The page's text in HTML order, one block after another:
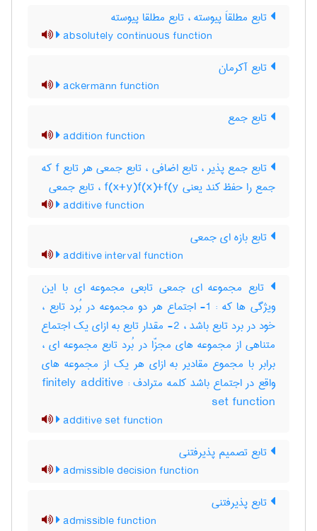
تابع مطلقاَ پیوسته ، تابع مطلقا پیوسته
absolutely continuous function
تابع آکرمان
ackermann function
تابع جمع
addition function
تابع جمع پذیر ، تابع اضافی ، تابع جمعی هر تابع f که
جمع را حفظ کند یعنی f(x+y)f(x)+f(y ، تابع جمعی
additive function
تابع بازه ای جمعی
additive interval function
تابع مجموعه ای جمعی تابعی مجموعه ای با این
ویژگی ها که : 1- اجتماع هر دو مجموعه در بُرد تابع ،
خود در برد تابع باشد ، 2- مقدار تابع به ازای یک اجتماع
متناهی از مجموعه های مجزّا در بُرد تابع مجموعه ای ،
برابر با مجموع مقادیر به ازای هر یک از مجموعه های
واقع در اجتماع باشد کلمه مترادف : finitely additive
set function
additive set function
تابع تصمیم پذیرفتنی
admissible decision function
تابع پذیرفتنی
admissible function